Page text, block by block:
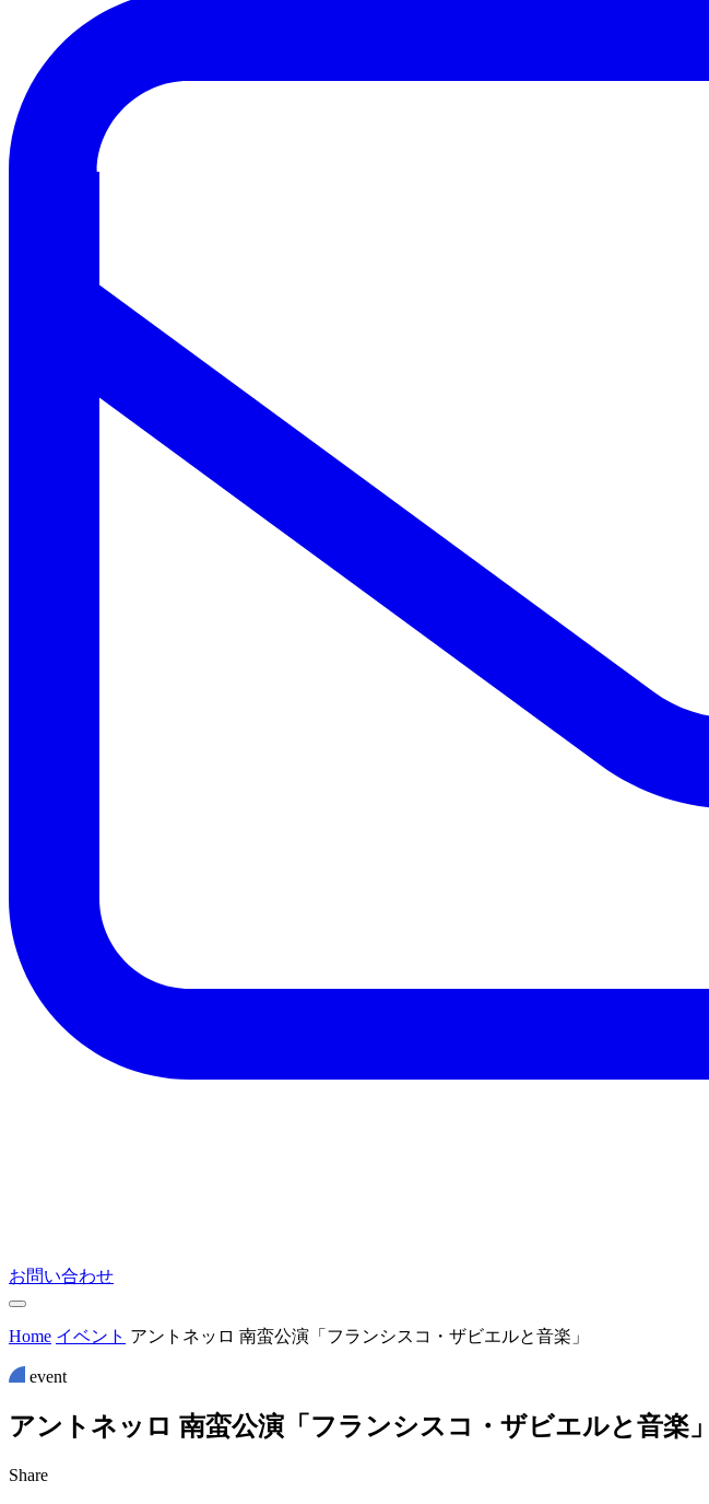
お問い合わせ
Home イベント アントネッロ 南蛮公演「フランシスコ・ザビエルと音楽」
event
アン ト ネ ッ ロ 南蛮公演 「 フラ ンシス コ ・ ザビエルと音楽 」
Share